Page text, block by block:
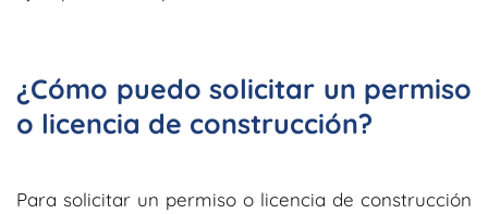
¿Cómo puedo solicitar un permiso
o licencia de construcción?
Para solicitar un permiso o licencia de construcción